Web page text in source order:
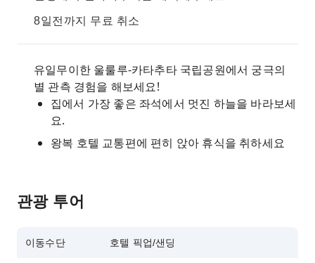
8일전까지 무료 취소
유일무이한 울룰루-카타추타 국립공원에서 궁극의
별 관측 경험을 해보세요!
집에서 가장 좋은 좌석에서 멋진 하늘을 바라보세
요.
왕복 호텔 교통편에 편히 앉아 휴식을 취하세요
관광 투어
이동수단 호텔 픽업/샌딩